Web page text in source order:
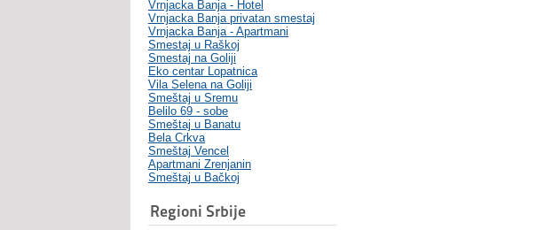
Vrnjacka Banja - Hotel
Vrnjacka Banja privatan smestaj
Vrnjacka Banja - Apartmani
Smestaj u Raškoj
Smestaj na Goliji
Eko centar Lopatnica
Vila Selena na Goliji
Smeštaj u Sremu
Belilo 69 - sobe
Smeštaj u Banatu
Bela Crkva
Smeštaj Vencel
Apartmani Zrenjanin
Smeštaj u Bačkoj
Regioni Srbije